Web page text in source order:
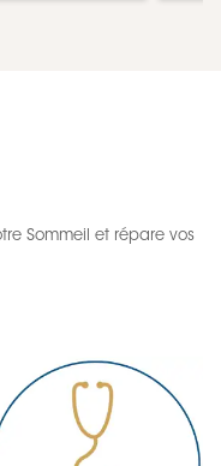
Sommeil et répare vos